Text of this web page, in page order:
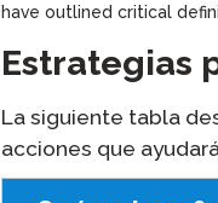
have outlined critical
Estrategias
La siguiente tabla
acciones que